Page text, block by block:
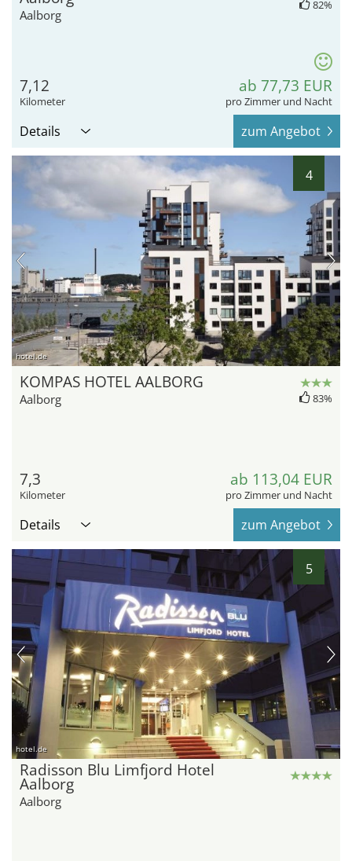
Aalborg
82%
7,12
Kilometer
ab 77,73 EUR
pro Zimmer und Nacht
Details zum Angebot
4
hotel.de
KOMPAS HOTEL AALBORG
Aalborg 83%
7,3
Kilometer
ab 113,04 EUR
pro Zimmer und Nacht
Details zum Angebot
5
hotel.de
Radisson Blu Limfjord Hotel
Aalborg
Aalborg